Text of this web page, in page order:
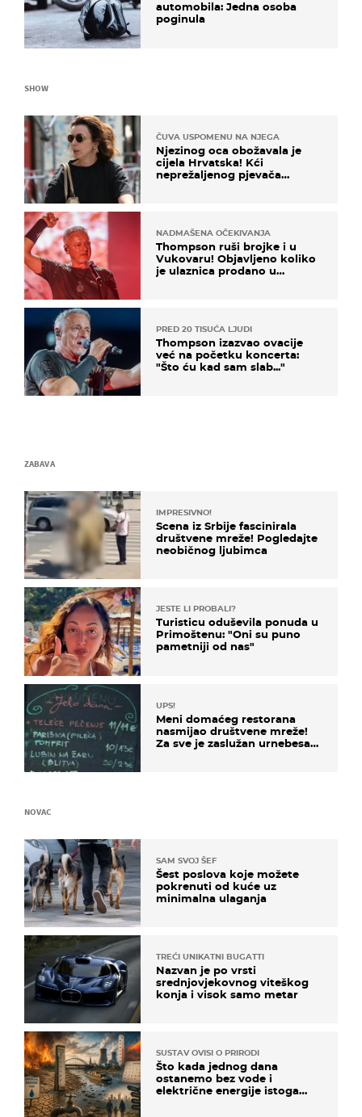
automobila: Jedna osoba
poginula
SHOW
ČUVA USPOMENU NA NJEGA
Njezinog oca obožavala je
cijela Hrvatska! Kći
neprežaljenog pjevača
NADMAŠENA OČEKIVANJA
Thompson ruši brojke i u
Vukovaru! Objavljeno koliko
je ulaznica prodano u
PRED 20 TISUĆA LJUDI
Thompson izazvao ovacije
već na početku koncerta:
"Što ću kad sam slab..."
ZABAVA
IMPRESIVNO!
Scena iz Srbije fascinirala
društvene mreže! Pogledajte
neobičnog ljubimca
JESTE LI PROBALI?
Turisticu oduševila ponuda u
Primoštenu: "Oni su puno
pametniji od nas"
UPS!
Meni domaćeg restorana
nasmijao društvene mreže!
Za sve je zaslužan urnebesan
NOVAC
SAM SVOJ ŠEF
Šest poslova koje možete
pokrenuti od kuće uz
minimalna ulaganja
TREĆI UNIKATNI BUGATTI
Nazvan je po vrsti
srednjovjekovnog viteškog
konja i visok samo metar
SUSTAV OVISI O PRIRODI
Što kada jednog dana
ostanemo bez vode i
električne energije istoga